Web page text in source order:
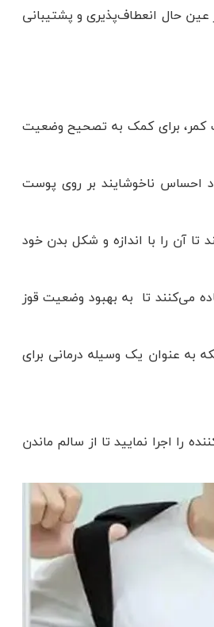
عین حال انعطاف‌پذیری و پشتیبانی
کمر، برای کمک به تصحیح وضعیت
احساس ناخوشایند بر روی پوست
تا آن را با اندازه و شکل بدن خود
می‌کنند تا به بهبود وضعیت قوز
به عنوان یک وسیله درمانی برای
را اجرا نمایید تا از سالم ماندن